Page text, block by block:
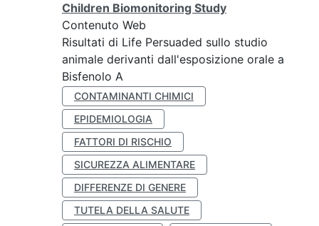
Children Biomonitoring Study
Contenuto Web
Risultati di Life Persuaded sullo studio
animale derivanti dall'esposizione orale a
Bisfenolo A
CONTAMINANTI CHIMICI
EPIDEMIOLOGIA
FATTORI DI RISCHIO
SICUREZZA ALIMENTARE
DIFFERENZE DI GENERE
TUTELA DELLA SALUTE